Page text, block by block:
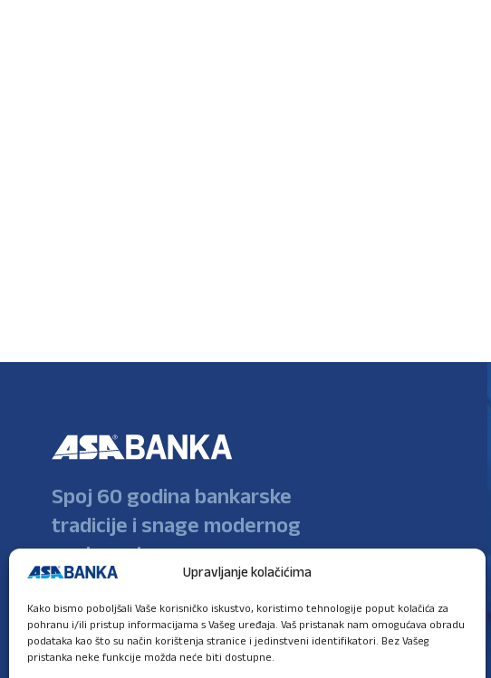
Upravljanje kolačićima
Kako bismo poboljšali Vaše korisničko iskustvo, koristimo tehnologije poput kolačića za
pohranu i/ili pristup informacijama s Vašeg uređaja. Vaš pristanak nam omogućava obradu
podataka kao što su način korištenja stranice i jedinstveni identifikatori. Bez Vašeg
pristanka neke funkcije možda neće biti dostupne.
Spoj 60 godina bankarske
tradicije i snage modernog
poslovanja